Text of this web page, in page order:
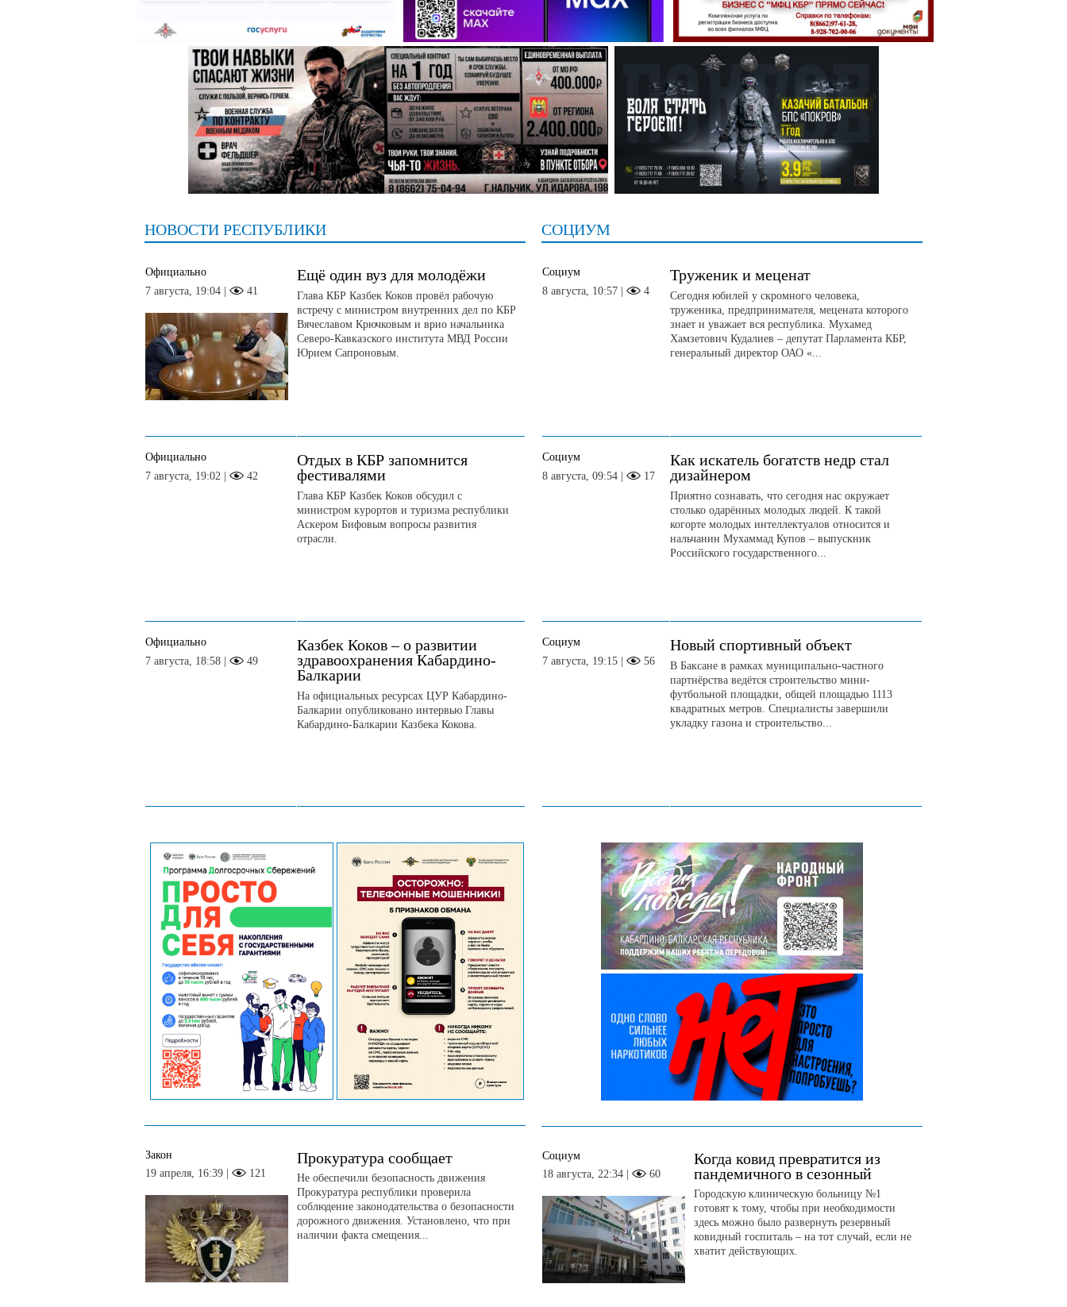
НОВОСТИ РЕСПУБЛИКИ
Официально
7 августа, 19:04 |
41
Ещё один вуз для молодёжи
Глава КБР Казбек Коков провёл рабочую
встречу с министром внутренних дел по КБР
Вячеславом Крючковым и врио начальника
Северо-Кавказского института МВД России
Юрием Сапроновым.
Официально
7 августа, 19:02 |
42
Отдых в КБР запомнится
фестивалями
Глава КБР Казбек Коков обсудил с
министром курортов и туризма республики
Аскером Бифовым вопросы развития
отрасли.
Официально
7 августа, 18:58 |
49
Казбек Коков – о развитии
здравоохранения Кабардино-
Балкарии
На официальных ресурсах ЦУР Кабардино-
Балкарии опубликовано интервью Главы
Кабардино-Балкарии Казбека Кокова.
Закон
19 апреля, 16:39 |
121
Прокуратура сообщает
Не обеспечили безопасность движения
Прокуратура республики проверила
соблюдение законодательства о безопасности
дорожного движения. Установлено, что при
наличии факта смещения...
СОЦИУМ
Социум
8 августа, 10:57 |
4
Труженик и меценат
Сегодня юбилей у скромного человека,
труженика, предпринимателя, мецената которого
знает и уважает вся республика. Мухамед
Хамзетович Кудалиев – депутат Парламента КБР,
генеральный директор ОАО «...
Социум
8 августа, 09:54 |
17
Как искатель богатств недр стал
дизайнером
Приятно сознавать, что сегодня нас окружает
столько одарённых молодых людей. К такой
когорте молодых интеллектуалов относится и
нальчанин Мухаммад Купов – выпускник
Российского государственного...
Социум
7 августа, 19:15 |
56
Новый спортивный объект
В Баксане в рамках муниципально-частного
партнёрства ведётся строительство мини-
футбольной площадки, общей площадью 1113
квадратных метров. Специалисты завершили
укладку газона и строительство...
Социум
18 августа, 22:34 |
60
Когда ковид превратится из
пандемичного в сезонный
Городскую клиническую больницу №1
готовят к тому, чтобы при необходимости
здесь можно было развернуть резервный
ковидный госпиталь – на тот случай, если не
хватит действующих.